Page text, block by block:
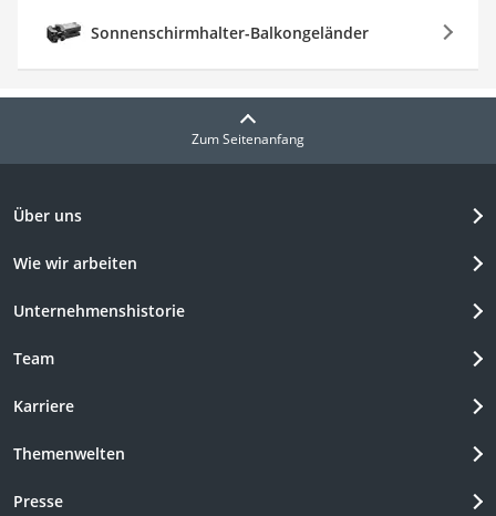
Sonnenschirmhalter-Balkongeländer
Zum Seitenanfang
Über uns
Wie wir arbeiten
Unternehmenshistorie
Team
Karriere
Themenwelten
Presse